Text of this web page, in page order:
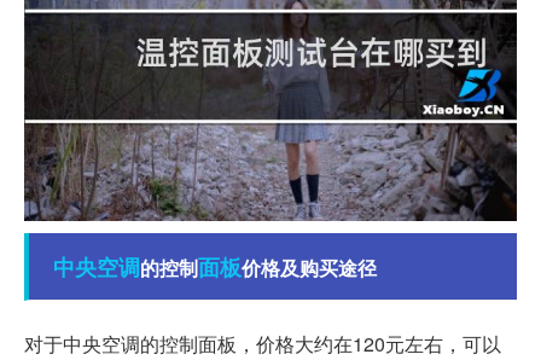
中央空调的控制面板价格及购买途径
对于中央空调的控制面板，价格大约在120元左右，可以